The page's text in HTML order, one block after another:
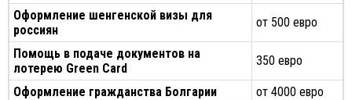
Оформление шенгенской визы для
россиян
от 500 евро
Помощь в подаче документов на
лотерею Green Card
350 евро
Оформление гражданства Болгарии
от 4000 евро